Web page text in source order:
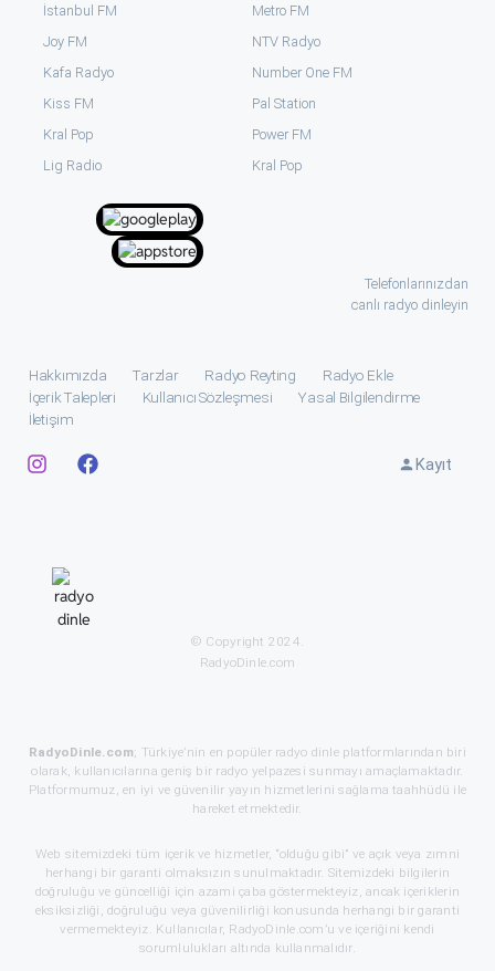
İstanbul FM
Joy FM
Kafa Radyo
Kiss FM
Kral Pop
⁠Lig Radio
Metro FM
NTV Radyo
Number One FM
Pal Station
Power FM
Kral Pop
Telefonlarınızdan
canlı radyo dinleyin
Hakkımızda Tarzlar Radyo Reyting
Radyo Ekle
İçerik Talepleri
Kullanıcı Sözleşmesi
Yasal Bilgilendirme
İletişim
Kayıt
© Copyright 2024.
RadyoDinle.com
RadyoDinle.com; Türkiye’nin en popüler radyo dinle platformlarından biri
olarak, kullanıcılarına geniş bir radyo yelpazesi sunmayı amaçlamaktadır.
Platformumuz, en iyi ve güvenilir yayın hizmetlerini sağlama taahhüdü ile
hareket etmektedir.
Web sitemizdeki tüm içerik ve hizmetler, “olduğu gibi” ve açık veya zımni
herhangi bir garanti olmaksızın sunulmaktadır. Sitemizdeki bilgilerin
doğruluğu ve güncelliği için azami çaba göstermekteyiz, ancak içeriklerin
eksiksizliği, doğruluğu veya güvenilirliği konusunda herhangi bir garanti
vermemekteyiz. Kullanıcılar, RadyoDinle.com’u ve içeriğini kendi
sorumlulukları altında kullanmalıdır.